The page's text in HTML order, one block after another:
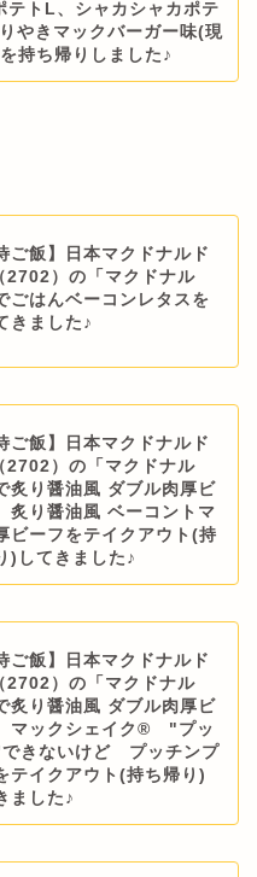
テトL、シャカシャカポテ
りやきマックバーガー味(現
持ち帰りしました♪
ご飯】日本マクドナルド
2702）の「マクドナル
ごはんベーコンレタスを
きました♪
ご飯】日本マクドナルド
2702）の「マクドナル
炙り醤油風 ダブル肉厚ビ
炙り醤油風 ベーコントマ
ビーフをテイクアウト(持
)してきました♪
ご飯】日本マクドナルド
2702）の「マクドナル
炙り醤油風 ダブル肉厚ビ
マックシェイク® "プッ
きないけど プッチンプ
テイクアウト(持ち帰り)
ました♪